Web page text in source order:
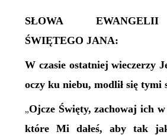
SŁOWA
ŚWIĘTEGO JANA:
W czasie ostatniej wieczerzy
oczy ku niebu, modlił się tymi
„Ojcze Święty, zachowaj ich
które Mi dałeś, aby tak